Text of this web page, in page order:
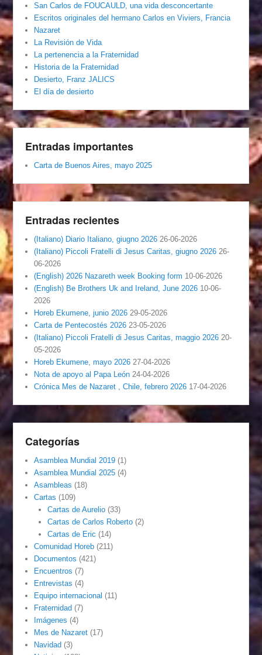
San Carlos de FOUCAULD, una vida desconcertante
Escritos originales del hermano Carlos en Viviers, Francia
Nazaret
La Revisión de Vida
La pertenencia a la Fraternidad
Historia de la Fraternidad
Desierto, Franz JALICS
El día de desierto
Entradas importantes
Carta de Buenos Aires, mayo 2025
Entradas recientes
(Italiano) Diario Italiano, giugno 2026 26-06-2026
(Italiano) Piccoli Fratelli di Jesus Caritas, giugno 2026 26-
06-2026
(English) 2026 Nazareth week Booking form 10-06-2026
(English) Be Brothers Uk and Ireland, June 2026 10-06-
2026
Horeb Ekumene, junio 2026 29-05-2026
Carta de Pentecostés 2026 23-05-2026
(Italiano) Piccoli Fratelli di Jesus Caritas, maggio 2026 20-
05-2026
Horeb Ekumene, mayo 2026 27-04-2026
Nota de apoyo al Papa León 24-04-2026
Crónica Mes de Nazaret , Chile, febrero 2026 17-04-2026
Categorías
Asamblea Mundial 2019 (1)
Asamblea Mundial 2025 (4)
Asambleas (18)
Cartas (109)
Cartas de Aurelio(33)
Cartas de Carlos Roberto(2)
Cartas de Eric (14)
Comunidad Horeb (211)
Documentos (421)
Encuentros (7)
Entrevistas (4)
Equipo internacional (11)
Fraternidad (7)
Imágenes (4)
Mes de Nazaret (17)
Navidad (3)